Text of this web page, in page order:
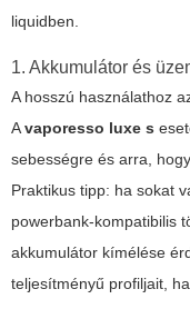
liquidben.
1. Akkumulátor és
A hosszú használathoz
Avaporesso luxe s
sebességre és arra,
Praktikus tipp: ha sokat
powerbank-kompatibilis
akkumulátor kímélése
teljesítményű profiljait,